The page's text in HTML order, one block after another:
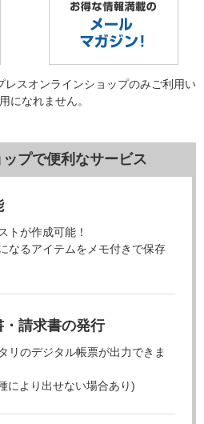
スオンラインショップのみご利用い
になれません。
プで便利なサービス
トが作成可能！
なるアイテムをメモ付きで保存
請求書の発行
リのデジタル帳票が出力できま
により出せない場合あり)